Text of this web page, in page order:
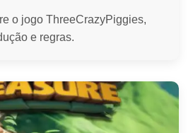
o jogo ThreeCrazyPiggies,
e regras.